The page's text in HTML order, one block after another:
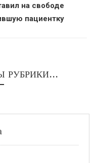
на свободе
пациентку
РУБРИКИ...